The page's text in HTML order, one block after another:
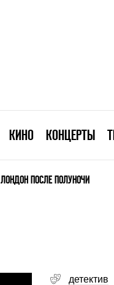
КИНО КОНЦЕРТЫ
ЛОНДОН ПОСЛЕ ПОЛУНОЧИ
детектив